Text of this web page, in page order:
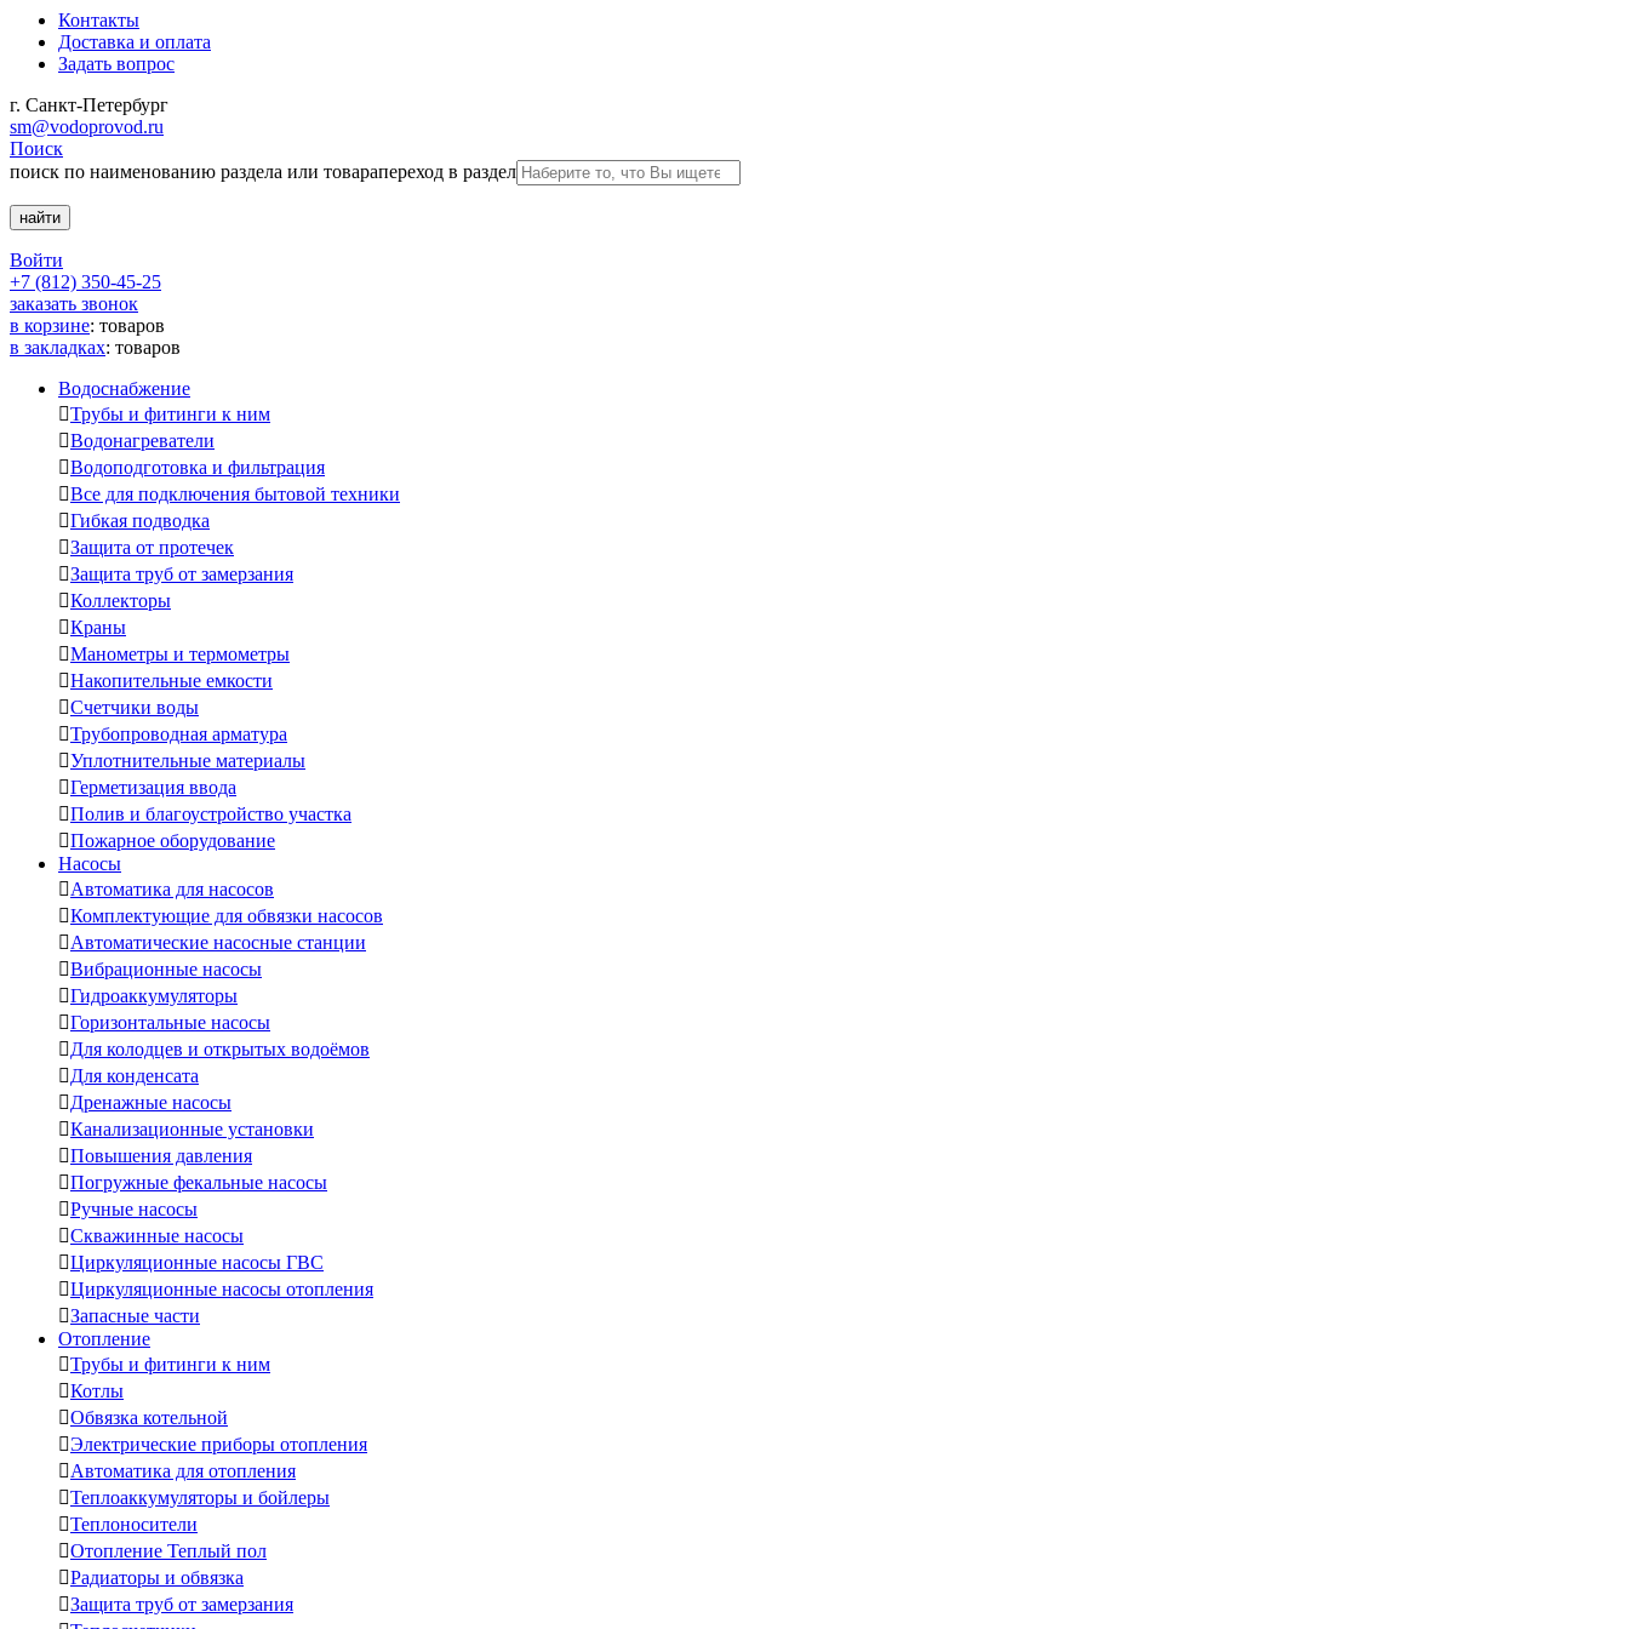
Контакты
Доставка и оплата
Задать вопрос
г. Санкт-Петербург
sm@vodoprovod.ru
Поиск
поиск по наименованию раздела или товарапереход в раздел
Войти
+7 (812) 350-45-25
заказать звонок
в корзине: товаров
в закладках: товаров
Водоснабжение
Трубы и фитинги к ним
Водонагреватели
Водоподготовка и фильтрация
Все для подключения бытовой техники
Гибкая подводка
Защита от протечек
Защита труб от замерзания
Коллекторы
Краны
Манометры и термометры
Накопительные емкости
Счетчики воды
Трубопроводная арматура
Уплотнительные материалы
Герметизация ввода
Полив и благоустройство участка
Пожарное оборудование
Насосы
Автоматика для насосов
Комплектующие для обвязки насосов
Автоматические насосные станции
Вибрационные насосы
Гидроаккумуляторы
Горизонтальные насосы
Для колодцев и открытых водоёмов
Для конденсата
Дренажные насосы
Канализационные установки
Повышения давления
Погружные фекальные насосы
Ручные насосы
Скважинные насосы
Циркуляционные насосы ГВС
Циркуляционные насосы отопления
Запасные части
Отопление
Трубы и фитинги к ним
Котлы
Обвязка котельной
Электрические приборы отопления
Автоматика для отопления
Теплоаккумуляторы и бойлеры
Теплоносители
Отопление Теплый пол
Радиаторы и обвязка
Защита труб от замерзания